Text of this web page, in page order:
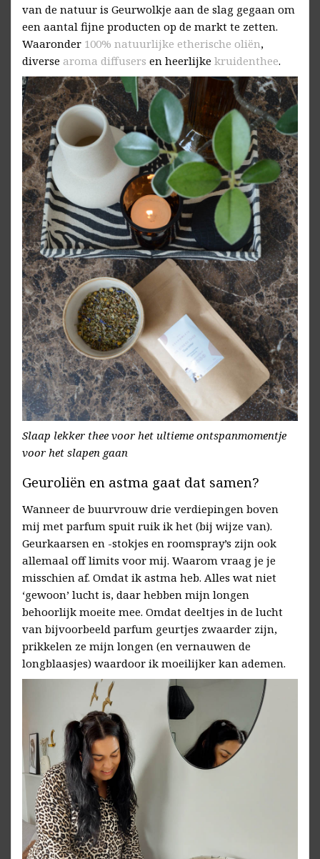
van de natuur is Geurwolkje aan de slag gegaan om
een aantal fijne producten op de markt te zetten.
Waaronder 100% natuurlijke etherische oliën,
diverse aroma diffusers en heerlijke kruidenthee.
Slaap lekker thee voor het ultieme ontspanmomentje
voor het slapen gaan
Geuroliën en astma gaat dat samen?
Wanneer de buurvrouw drie verdiepingen boven
mij met parfum spuit ruik ik het (bij wijze van).
Geurkaarsen en -stokjes en roomspray’s zijn ook
allemaal off limits voor mij. Waarom vraag je je
misschien af. Omdat ik astma heb. Alles wat niet
‘gewoon’ lucht is, daar hebben mijn longen
behoorlijk moeite mee. Omdat deeltjes in de lucht
van bijvoorbeeld parfum geurtjes zwaarder zijn,
prikkelen ze mijn longen (en vernauwen de
longblaasjes) waardoor ik moeilijker kan ademen.